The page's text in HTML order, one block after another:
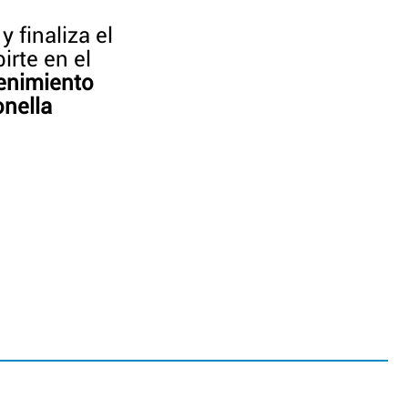
finaliza el
en el